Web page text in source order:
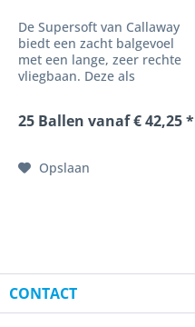
De Supersoft van Callaway
biedt een zacht balgevoel
met een lange, zeer rechte
vliegbaan. Deze als
kerncompressie uitgeruste
uitzonderlijk zacht,
aangenaam balgevoel...
25 Ballen vanaf € 42,25 *
Opslaan
CONTACT